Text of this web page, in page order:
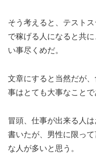
そう考えると、テスト
で稼げる人になると共
い事尽くめだ。
文章にすると当然だが
事はとても大事なことで
冒頭、仕事が出来る人
書いたが、男性に限っ
な人が多いと思う。